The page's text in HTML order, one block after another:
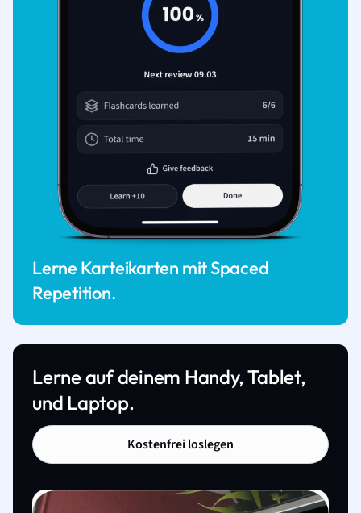
Lerne Karteikarten mit Spaced
Repetition.
Lerne auf deinem Handy, Tablet,
und Laptop.
Kostenfrei loslegen